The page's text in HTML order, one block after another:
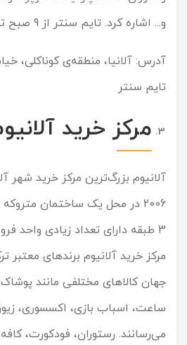
و... اشاره کرد. تایم سنتر از 9 صبح تا 11 شب فعال است.
تایم سنتر
مرکز خرید
آلانیوم بزرگ‌ترین مرکز خرید شهر
2006 در محل یک ساختمان
3 طبقه دارای تعداد زیادی واحد
مرکز خرید آلانیوم برندهای معتبر
جهان کالاهای مختلفی مانند
ساعت، اسباب بازی، اکسسوری،
می‌رسانند. رستوران، فودکورت،